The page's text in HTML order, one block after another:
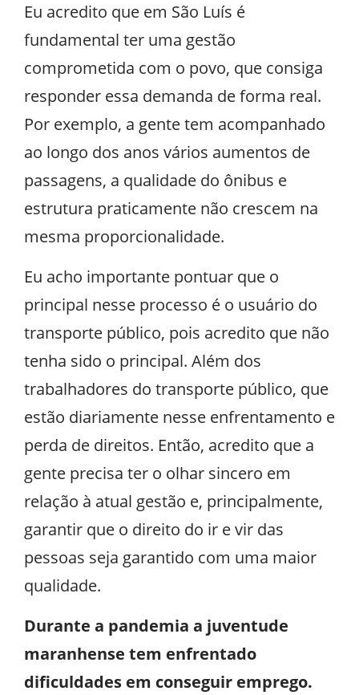
Eu acredito que em São Luís é
fundamental ter uma gestão
comprometida com o povo, que consiga
responder essa demanda de forma real.
Por exemplo, a gente tem acompanhado
ao longo dos anos vários aumentos de
passagens, a qualidade do ônibus e
estrutura praticamente não crescem na
mesma proporcionalidade.
Eu acho importante pontuar que o
principal nesse processo é o usuário do
transporte público, pois acredito que não
tenha sido o principal. Além dos
trabalhadores do transporte público, que
estão diariamente nesse enfrentamento e
perda de direitos. Então, acredito que a
gente precisa ter o olhar sincero em
relação à atual gestão e, principalmente,
garantir que o direito do ir e vir das
pessoas seja garantido com uma maior
qualidade.
Durante a pandemia a juventude
maranhense tem enfrentado
dificuldades em conseguir emprego.